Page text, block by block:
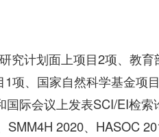
究计划面上项目2项、教育
、国家自然科学基金项目
际会议上发表SCI/EI检索
2020、HASOC